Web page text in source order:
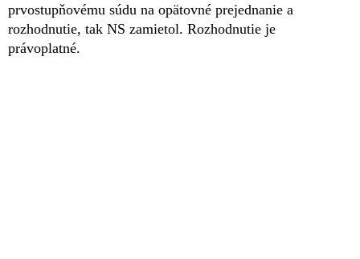
prvostupňovému súdu na opätovné prejednanie a
rozhodnutie, tak NS zamietol. Rozhodnutie je
právoplatné.